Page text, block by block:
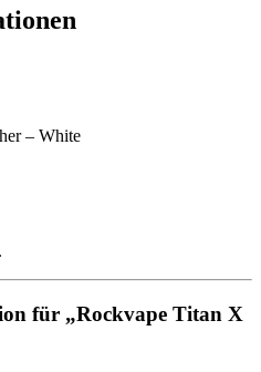
– White
für „Rockvape Titan X